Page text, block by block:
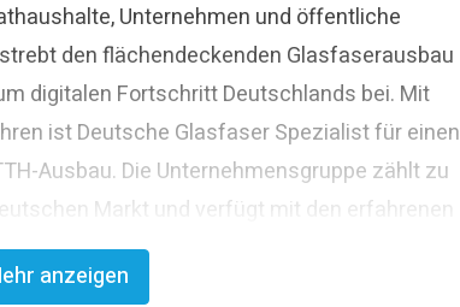
anzeigen
Unternehmen und öffentliche
den flächendeckenden Glasfaserausbau
digitalen Fortschritt Deutschlands bei. Mit
ist Deutsche Glasfaser Spezialist für einen
Ausbau. Die Unternehmensgruppe zählt zu
Markt und verfügt mit den erfahrenen
OMERS über ein privatwirtschaftliches
von über elf Milliarden Euro.